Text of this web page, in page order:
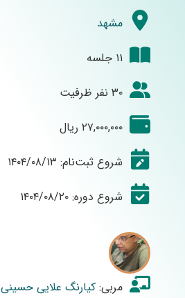
مشهد
۱۱ جلسه
۳۰ نفر ظرفیت
۲۷,۰۰۰,۰۰۰ ریال
شروع ثبت‌نام: ۱۴۰۴/۰۸/۱۳
شروع دوره: ۱۴۰۴/۰۸/۲۰
مربی: کیارنگ علایی حسینی